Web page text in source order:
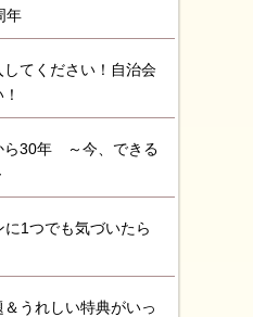
年
てください！自治会
ら30年 ～今、できる
1つでも気づいたら
うれしい特典がいっ